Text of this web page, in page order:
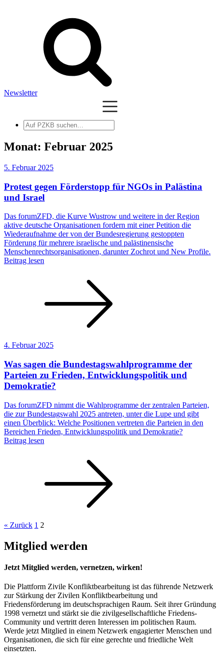
Newsletter
Auf
PZKB
suchen
Monat: Februar 2025
5. Februar 2025
Protest gegen Förderstopp für NGOs in Palästina
und Israel
Das forumZFD, die Kurve Wustrow und weitere in der Region
aktive deutsche Organisationen fordern mit einer Petition die
Wiederaufnahme der von der Bundesregierung gestoppten
Förderung für mehrere israelische und palästinensische
Menschenrechtsorganisationen, darunter Zochrot und New Profile.
Beitrag lesen
4. Februar 2025
Was sagen die Bundestagswahlprogramme der
Parteien zu Frieden, Entwicklungspolitik und
Demokratie?
Das forumZFD nimmt die Wahlprogramme der zentralen Parteien,
die zur Bundestagswahl 2025 antreten, unter die Lupe und gibt
einen Überblick: Welche Positionen vertreten die Parteien in den
Bereichen Frieden, Entwicklungspolitik und Demokratie?
Beitrag lesen
« Zurück 1 2
Mitglied werden
Jetzt Mitglied werden, vernetzen, wirken!
Die Plattform Zivile Konfliktbearbeitung ist das führende Netzwerk
zur Stärkung der Zivilen Konfliktbearbeitung und
Friedensförderung im deutschsprachigen Raum. Seit ihrer Gründung
1998 vernetzt und stärkt sie die zivilgesellschaftliche Friedens-
Community und vertritt deren Interessen im politischen Raum.
Werde jetzt Mitglied in einem Netzwerk engagierter Menschen und
Organisationen, die sich für eine gerechte und friedliche Welt
einsetzten.